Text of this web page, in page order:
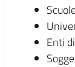
Enti